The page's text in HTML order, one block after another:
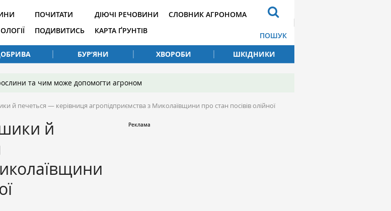
ПОЧИТАТИ
ПОДИВИТИСЬ
ДІЮЧІ РЕЧОВИНИ
КАРТА ҐРУНТІВ
СЛОВНИК АГРОНОМА
ПОШУК
БУР’ЯНИ ХВОРОБИ ШКІДНИКИ
та чим може допомогти агроном
й печеться — керівниця агропідприємства з Миколаївщини про стан посівів олійної
й